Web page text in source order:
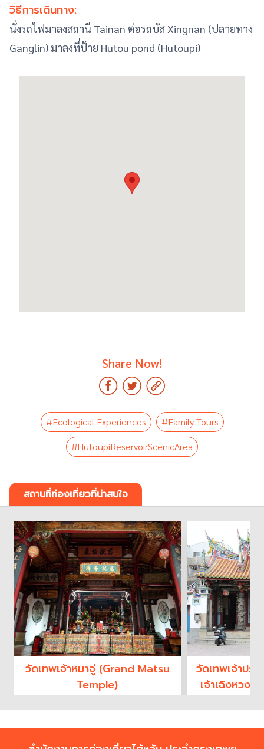
วิธีการเดินทาง:
นั่งรถไฟมาลงสถานี Tainan ต่อรถบัส Xingnan (ปลายทาง
Ganglin) มาลงที่ป้าย Hutou pond (Hutoupi)
Share Now!
#Ecological Experiences
#Family Tours
#HutoupiReservoirScenicArea
สถานที่ท่องเที่ยวที่น่าสนใจ
วัดเทพเจ้าหมาจู่ (Grand Matsu
Temple)
วัดเทพเจ้าปร
เจ้าเฉิงหวง
God